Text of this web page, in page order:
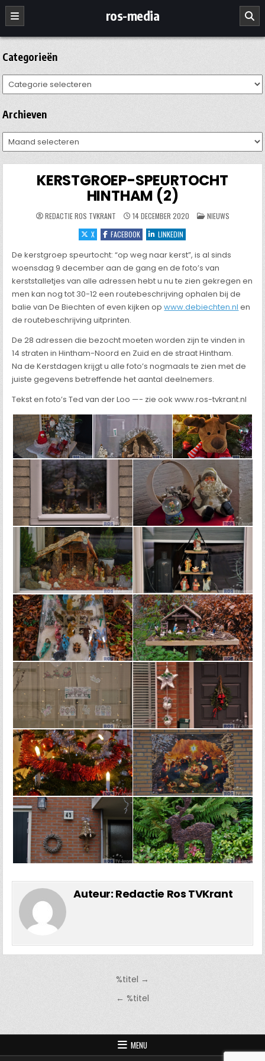
Ga
naar
de
inhoud
ros-media
Categorieën
Categorieën
Archieven
Archieven
KERSTGROEP-SPEURTOCHT
HINTHAM (2)
REDACTIE ROS TVKRANT 14 DECEMBER 2020 GEPLAATST
IN
NIEUWS
X
FACEBOOK LINKEDIN
De kerstgroep speurtocht: “op weg naar kerst”, is al sinds
woensdag 9 december aan de gang en de foto’s van
kerststalletjes van alle adressen hebt u nu te zien gekregen en
men kan nog tot 30-12 een routebeschrijving ophalen bij de
balie van De Biechten of even kijken opwww.debiechten.nl en
de routebeschrijving uitprinten.
De 28 adressen die bezocht moeten worden zijn te vinden in
14 straten in Hintham-Noord en Zuid en de straat Hintham.
Na de Kerstdagen krijgt u alle foto’s nogmaals te zien met de
juiste gegevens betreffende het aantal deelnemers.
Tekst en foto’s Ted van der Loo —- zie ook www.ros-tvkrant.nl
Auteur: Redactie Ros TVKrant
%titel →
← %titel
MENU